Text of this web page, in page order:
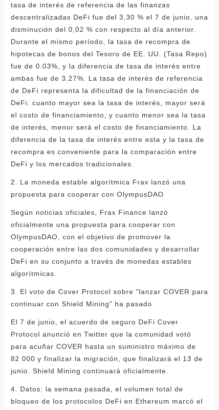
tasa de interés de referencia de las finanzas
descentralizadas DeFi fue del 3,30 % el 7 de junio, una
disminución del 0,02 % con respecto al día anterior.
Durante el mismo período, la tasa de recompra de
hipotecas de bonos del Tesoro de EE. UU. (Tasa Repo)
fue de 0.03%, y la diferencia de tasa de interés entre
ambas fue de 3.27%. La tasa de interés de referencia
de DeFi representa la dificultad de la financiación de
DeFi: cuanto mayor sea la tasa de interés, mayor será
el costo de financiamiento, y cuanto menor sea la tasa
de interés, menor será el costo de financiamiento. La
diferencia de la tasa de interés entre esta y la tasa de
recompra es conveniente para la comparación entre
DeFi y los mercados tradicionales.
2. La moneda estable algorítmica Frax lanzó una
propuesta para cooperar con OlympusDAO
Según noticias oficiales, Frax Finance lanzó
oficialmente una propuesta para cooperar con
OlympusDAO, con el objetivo de promover la
cooperación entre las dos comunidades y desarrollar
DeFi en su conjunto a través de monedas estables
algorítmicas.
3. El voto de Cover Protocol sobre "lanzar COVER para
continuar con Shield Mining" ha pasado
El 7 de junio, el acuerdo de seguro DeFi Cover
Protocol anunció en Twitter que la comunidad votó
para acuñar COVER hasta un suministro máximo de
82 000 y finalizar la migración, que finalizará el 13 de
junio. Shield Mining continuará oficialmente.
4. Datos: la semana pasada, el volumen total de
bloqueo de los protocolos DeFi en Ethereum marcó el